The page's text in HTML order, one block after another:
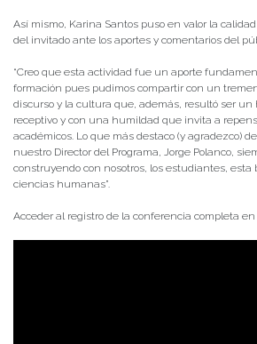
Así mismo, Karina Santos puso en valor la
del invitado ante los aportes y comentarios del
“Creo que esta actividad fue un aporte
formación pues pudimos compartir con un
discurso y la cultura que, además, resultó ser un
receptivo y con una humildad que invita a
académicos. Lo que más destaco (y agradezco)
nuestro Director del Programa, Jorge Polanco,
construyendo con nosotros, los estudiantes,
ciencias humanas”.
Acceder al registro de la conferencia completa